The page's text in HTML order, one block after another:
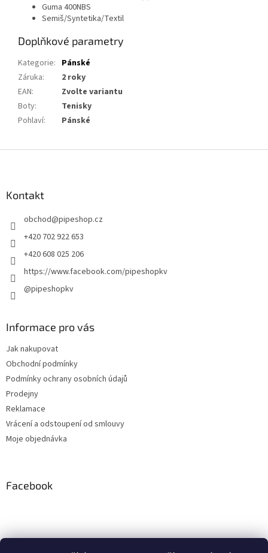
Guma 400NBS
Semiš/Syntetika/Textil
Doplňkové parametry
Kategorie: Pánské
Záruka:
2 roky
EAN:
Zvolte variantu
Boty:
Tenisky
Pohlaví: Pánské
Kontakt
obchod@pipeshop.cz
+420 702 922 653
+420 608 025 206
https://www.facebook.com/pipeshopkv
@pipeshopkv
Informace pro vás
Jak nakupovat
Obchodní podmínky
Podmínky ochrany osobních údajů
Prodejny
Reklamace
Vrácení a odstoupení od smlouvy
Moje objednávka
Facebook
Instagram